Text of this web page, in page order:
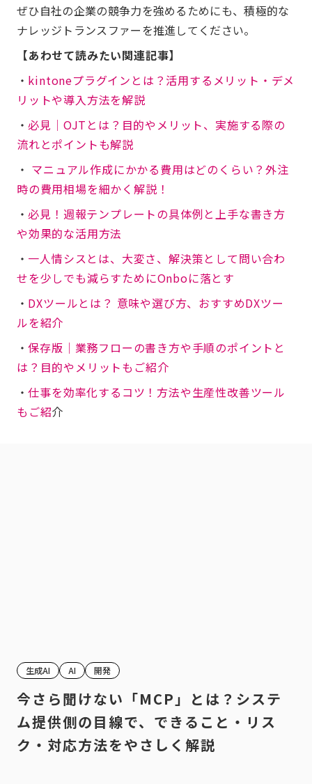
ぜひ自社の企業の競争力を強めるためにも、積極的な
ナレッジトランスファーを推進してください。
【あわせて読みたい関連記事】
・ kintoneプラグインとは？活用するメリット・デメ
リットや導入方法を解説
・必見│OJTとは？目的やメリット、実施する際の
流れとポイントも解説
・ マニュアル作成にかかる費用はどのくらい？外注
時の費用相場を細かく解説！
・必見！週報テンプレートの具体例と上手な書き方
や効果的な活用方法
・ 一人情シスとは、大変さ、解決策として問い合わ
せを少しでも減らすためにOnboに落とす
・ DXツールとは？ 意味や選び方、おすすめDXツー
ルを紹介
・保存版│業務フローの書き方や手順のポイントと
は？目的やメリットもご紹介
・仕事を効率化するコツ！方法や生産性改善ツール
もご紹介
生成AI AI 開発
今さら聞けない「MCP」とは？システ
ム提供側の目線で、できること・リス
ク・対応方法をやさしく解説